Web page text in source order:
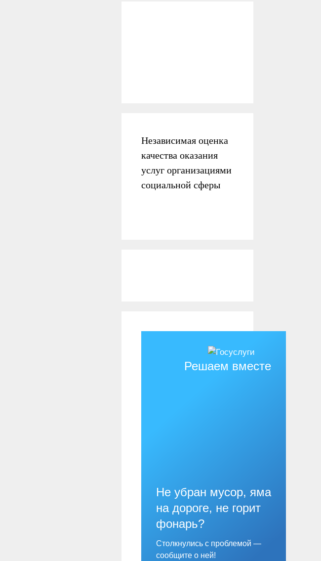
Независимая оценка
качества оказания
услуг организациями
социальной сферы
Решаем вместе
Не убран мусор, яма
на дороге, не горит
фонарь?
Столкнулись с проблемой —
сообщите о ней!